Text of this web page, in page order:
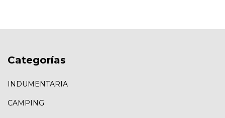
Categorías
INDUMENTARIA
CAMPING